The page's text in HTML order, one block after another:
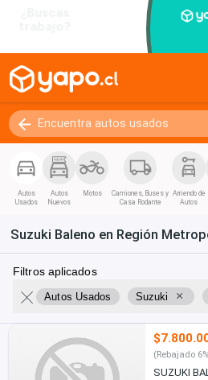
Autos
Usados
Autos
Nuevos
Motos
Camiones, Buses y
Casa Rodante
Arriendo de
Autos
Suzuki Baleno en Región
Filtros aplicados
Autos Usados Suzuki ×
(Rebajado